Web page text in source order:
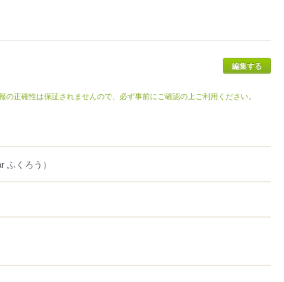
編集する
の正確性は保証されませんので、必ず事前にご確認の上ご利用ください。
ふくろう）